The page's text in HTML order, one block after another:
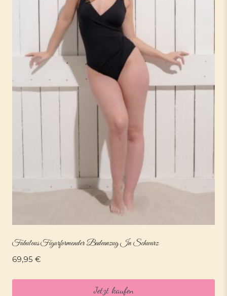
Fabulous Figurformender Badeanzug In Schwarz
69,95 €
Jetzt kaufen